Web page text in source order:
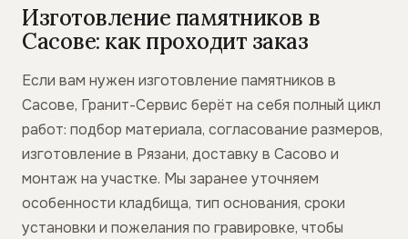
Изготовление памятников в
Сасове: как проходит заказ
Если вам нужен изготовление памятников в
Сасове, Гранит-Сервис берёт на себя полный цикл
работ: подбор материала, согласование размеров,
изготовление в Рязани, доставку в Сасово и
монтаж на участке. Мы заранее уточняем
особенности кладбища, тип основания, сроки
установки и пожелания по гравировке, чтобы